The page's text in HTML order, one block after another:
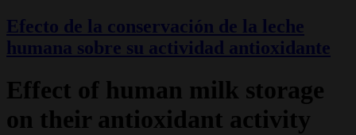
Efecto de la conservación de la leche
humana sobre su actividad antioxidante
Effect of human milk storage
on their antioxidant activity